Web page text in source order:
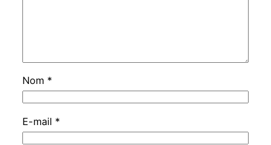
Nom *
E-mail *